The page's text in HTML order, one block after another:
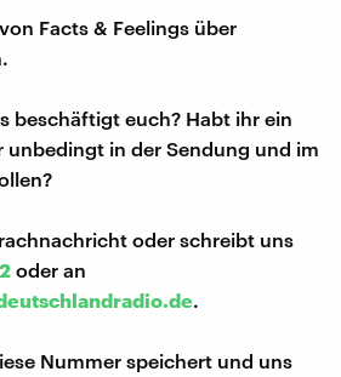
Facts & Feelings über
beschäftigt euch? Habt ihr ein
unbedingt in der Sendung und im
oder schreibt uns
oder an
.
Nummer speichert und uns